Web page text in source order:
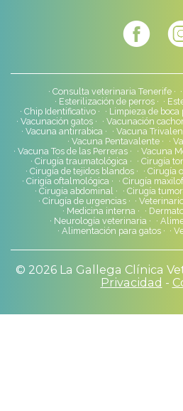
Consulta veterinaria Tenerife
Esterilización de perros
Chip Identificativo
Limpieza de boca
Vacunación gatos
Vacunación
Vacuna antirrabica
Vacuna
Vacuna Pentavalente
Vacuna Tos de las Perreras
Vacuna
Cirugía traumatológica
Cirugía
Cirugía de tejidos blandos
Cirugía
Cirigía oftalmológica
Cirugía
Cirugía abdominal
Cirugía
Cirugía de urgencias
Medicina interna
Neurología veterinaria
Alimentación para gatos
© 2026 La Gallega Clínica
Privacidad -